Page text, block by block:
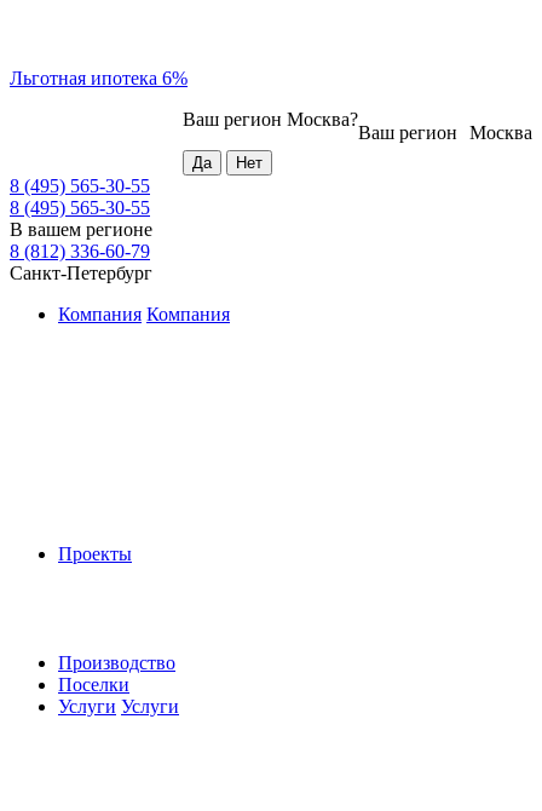
Льготная ипотека 6%
Москва
Ваш регион
Ваш регион Москва?
8 (495) 565-30-55
8 (495) 565-30-55
В вашем регионе
8 (812) 336-60-79
Санкт-Петербург
Компания Компания
Проекты
Производство
Поселки
Услуги Услуги